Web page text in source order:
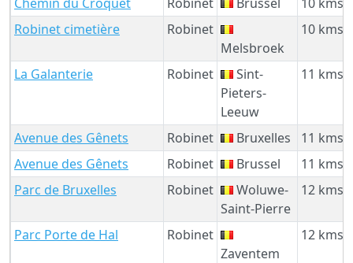
Robinet cimetière
Robinet
Melsbroek
10 kms
La Galanterie Robinet
Sint-
Pieters-
Leeuw
11 kms
Avenue des Gênets Robinet Bruxelles
11 kms
Avenue des Gênets
Robinet Brussel
11 kms
Parc de Bruxelles
Robinet
Woluwe-
Saint-Pierre
12 kms
Parc Porte de Hal
Robinet
Zaventem
12 kms